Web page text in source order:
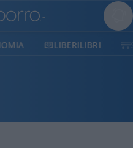
SHOP SOSTIENICI